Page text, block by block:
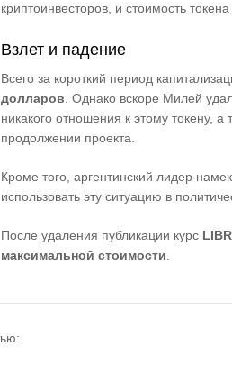
криптоинвесторов, и стоимость
Взлет и падение
Всего за короткий период
долларов . Однако вскоре Милей
никакого отношения к этому токену,
продолжении проекта.
Кроме того, аргентинский лидер
использовать эту ситуацию в
После удаления публикации курс
максимальной стоимости